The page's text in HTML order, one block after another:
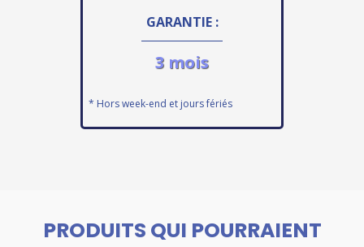
GARANTIE :
3 mois
* Hors week-end et jours fériés
PRODUITS QUI POURRAIENT